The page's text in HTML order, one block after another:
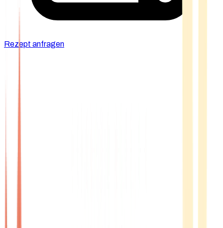
Rezept anfragen